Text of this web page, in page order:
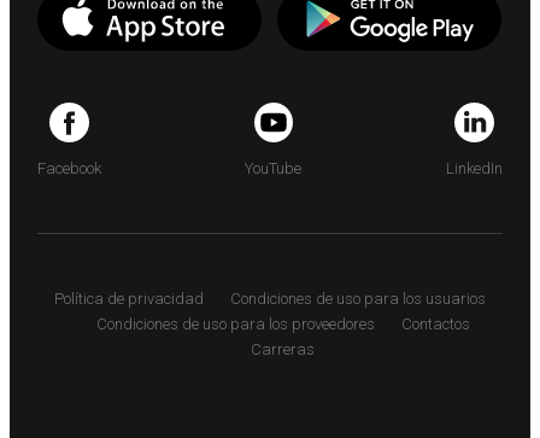
Facebook YouTube LinkedIn
Política de privacidad
Condiciones de uso para los usuarios
Condiciones de uso para los proveedores
Contactos
Carreras